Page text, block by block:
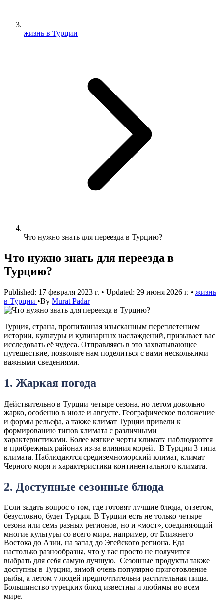
жизнь в Турции
Что нужно знать для переезда в Турцию?
Что нужно знать для переезда в
Турцию?
Published: 17 февраля 2023 г. • Updated: 29 июня 2026 г. • жизнь
в Турции •By Murat Padar
Турция, страна, пропитанная изысканным переплетением
истории, культуры и кулинарных наслаждений, призывает вас
исследовать её чудеса. Отправляясь в это захватывающее
путешествие, позвольте нам поделиться с вами несколькими
важными сведениями.
1. Жаркая погода
Действительно в Турции четыре сезона, но летом довольно
жарко, особенно в июле и августе. Географическое положение
и формы рельефа, а также климат Турции привели к
формированию типов климата с различными
характеристиками. Более мягкие черты климата наблюдаются
в прибрежных районах из-за влияния морей. В Турции 3 типа
климата. Наблюдаются средиземноморский климат, климат
Черного моря и характеристики континентального климата.
2. Доступные сезонные блюда
Если задать вопрос о том, где готовят лучшие блюда, ответом,
безусловно, будет Турция. В Турции есть не только четыре
сезона или семь разных регионов, но и «мост», соединяющий
многие культуры со всего мира, например, от Ближнего
Востока до Азии, на запад до Эгейского региона. Еда
настолько разнообразна, что у вас просто не получится
выбрать для себя самую лучшую. Сезонные продукты также
доступны в Турции, зимой очень популярно приготовление
рыбы, а летом у людей предпочтительна растительная пища.
Большинство турецких блюд известны и любимы во всем
мире.